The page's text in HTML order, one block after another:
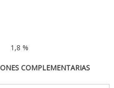
%
COMPLEMENTARIAS